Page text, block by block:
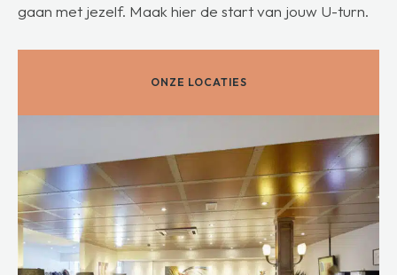
gaan met jezelf. Maak hier de start van jouw U-turn.
ONZE LOCATIES